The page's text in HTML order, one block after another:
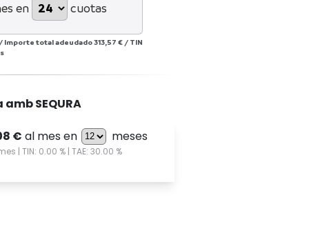
en cuotas
Importe total adeudado313,57 €/ TIN
SEQURA